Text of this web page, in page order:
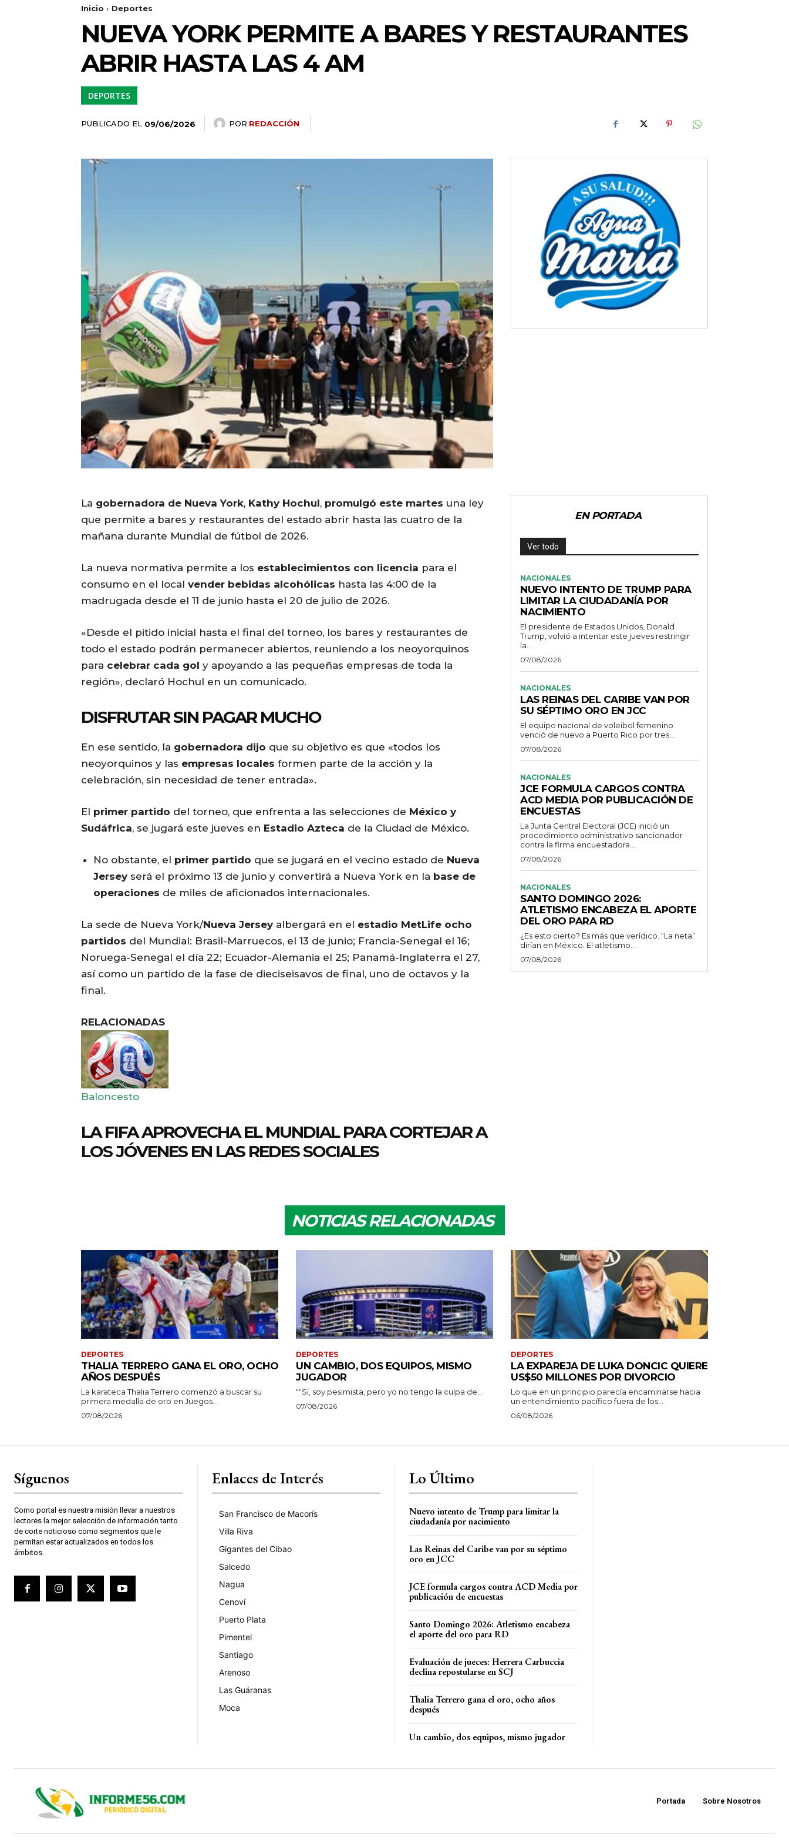
Inicio Deportes
NUEVA YORK PERMITE A BARES Y RESTAURANTES
ABRIR HASTA LAS 4 AM
DEPORTES
PUBLICADO EL 09/06/2026 POR REDACCIÓN
La gobernadora de Nueva York, Kathy Hochul, promulgó este martes una ley
que permite a bares y restaurantes del estado abrir hasta las cuatro de la
mañana durante Mundial de fútbol de 2026.
La nueva normativa permite a los establecimientos con licencia para el
consumo en el local vender bebidas alcohólicas hasta las 4:00 de la
madrugada desde el 11 de junio hasta el 20 de julio de 2026.
«Desde el pitido inicial hasta el final del torneo, los bares y restaurantes de
todo el estado podrán permanecer abiertos, reuniendo a los neoyorquinos
para celebrar cada gol y apoyando a las pequeñas empresas de toda la
región», declaró Hochul en un comunicado.
DISFRUTAR SIN PAGAR MUCHO
En ese sentido, la gobernadora dijo que su objetivo es que «todos los
neoyorquinos y las empresas locales formen parte de la acción y la
celebración, sin necesidad de tener entrada».
El primer partido del torneo, que enfrenta a las selecciones de México y
Sudáfrica, se jugará este jueves en Estadio Azteca de la Ciudad de México.
No obstante, el primer partido que se jugará en el vecino estado de Nueva
Jersey será el próximo 13 de junio y convertirá a Nueva York en la base de
operaciones de miles de aficionados internacionales.
La sede de Nueva York/Nueva Jersey albergará en el estadio MetLife ocho
partidos del Mundial: Brasil-Marruecos, el 13 de junio; Francia-Senegal el 16;
Noruega-Senegal el día 22; Ecuador-Alemania el 25; Panamá-Inglaterra el 27,
así como un partido de la fase de dieciseisavos de final, uno de octavos y la
final.
RELACIONADAS
Baloncesto
LA FIFA APROVECHA EL MUNDIAL PARA CORTEJAR A
LOS JÓVENES EN LAS REDES SOCIALES
EN PORTADA
Ver todo
NACIONALES
NUEVO INTENTO DE TRUMP PARA
LIMITAR LA CIUDADANÍA POR
NACIMIENTO
El presidente de Estados Unidos, Donald
Trump, volvió a intentar este jueves restringir
la...
07/08/2026
NACIONALES
LAS REINAS DEL CARIBE VAN POR
SU SÉPTIMO ORO EN JCC
El equipo nacional de voleibol femenino
venció de nuevo a Puerto Rico por tres...
07/08/2026
NACIONALES
JCE FORMULA CARGOS CONTRA
ACD MEDIA POR PUBLICACIÓN DE
ENCUESTAS
La Junta Central Electoral (JCE) inició un
procedimiento administrativo sancionador
contra la firma encuestadora...
07/08/2026
NACIONALES
SANTO DOMINGO 2026:
ATLETISMO ENCABEZA EL APORTE
DEL ORO PARA RD
¿Es esto cierto? Es más que verídico. “La neta”
dirían en México. El atletismo...
07/08/2026
NOTICIAS RELACIONADAS
DEPORTES
THALIA TERRERO GANA EL ORO, OCHO
AÑOS DESPUÉS
La karateca Thalia Terrero comenzó a buscar su
primera medalla de oro en Juegos...
07/08/2026
DEPORTES
UN CAMBIO, DOS EQUIPOS, MISMO
JUGADOR
"“Sí, soy pesimista, pero yo no tengo la culpa de...
07/08/2026
DEPORTES
LA EXPAREJA DE LUKA DONCIC QUIERE
US$50 MILLONES POR DIVORCIO
Lo que en un principio parecía encaminarse hacia
un entendimiento pacífico fuera de los...
06/08/2026
Síguenos
Como portal es nuestra misión llevar a nuestros
lectores la mejor selección de información tanto
de corte noticioso como segmentos que le
permitan estar actualizados en todos los
ámbitos.
Enlaces de Interés
San Francisco de Macorís
Villa Riva
Gigantes del Cibao
Salcedo
Nagua
Cenoví
Puerto Plata
Pimentel
Santiago
Arenoso
Las Guáranas
Moca
Lo Último
Nuevo intento de Trump para limitar la
ciudadanía por nacimiento
Las Reinas del Caribe van por su séptimo
oro en JCC
JCE formula cargos contra ACD Media por
publicación de encuestas
Santo Domingo 2026: Atletismo encabeza
el aporte del oro para RD
Evaluación de jueces: Herrera Carbuccia
declina repostularse en SCJ
Thalia Terrero gana el oro, ocho años
después
Un cambio, dos equipos, mismo jugador
Portada Sobre Nosotros